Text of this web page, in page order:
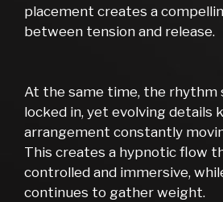
placement creates a
between tension and release.
At the same time, the rhythm
locked in, yet evolving details
arrangement constantly
This creates a hypnotic flow
controlled and immersive,
continues to gather weight.